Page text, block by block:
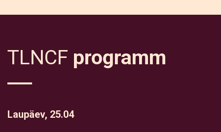
TLNCF programm
Laupäev, 25.04